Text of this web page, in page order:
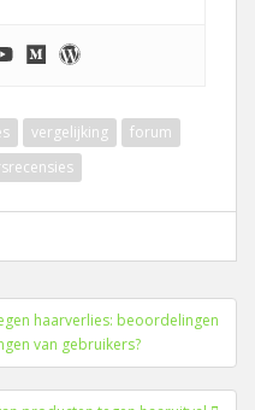
vergelijking
forum
haarverlies: beoordelingen
van gebruikers?